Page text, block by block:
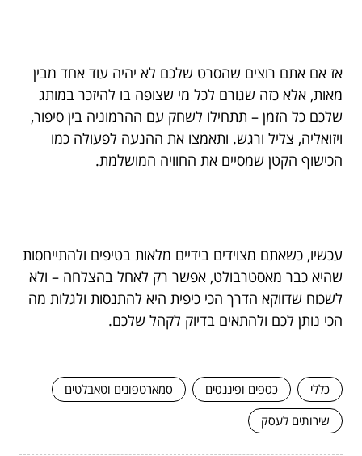
אז אם אתם רוצים שהסרט שלכם לא יהיה עוד אחד מבין
מאות, אלא כזה שגורם לכל מי שצופה בו להיזכר במותג
שלכם כל הזמן – תתחילו לשחק עם ההרמוניה בין סיפור,
ויזואליה, צליל ורגש. ותאמצו את ההנעה לפעולה כמו
הכישוף הקטן שמסיים את החוויה המושלמת.
עכשיו, כשאתם מצוידים בידיים מלאות בטיפים ולהתייחסות
שהיא כבר מאסטרבולט, אפשר רק לאחל בהצלחה – ולא
לשכוח שדווקא הדרך הכי כיפית היא להתנסות ולגלות מה
הכי נותן לכם ולהתאים בדיוק לקהל שלכם.
כללי כספים ופיננסים
סמארטפונים וטאבלטים
שירותים לעסק